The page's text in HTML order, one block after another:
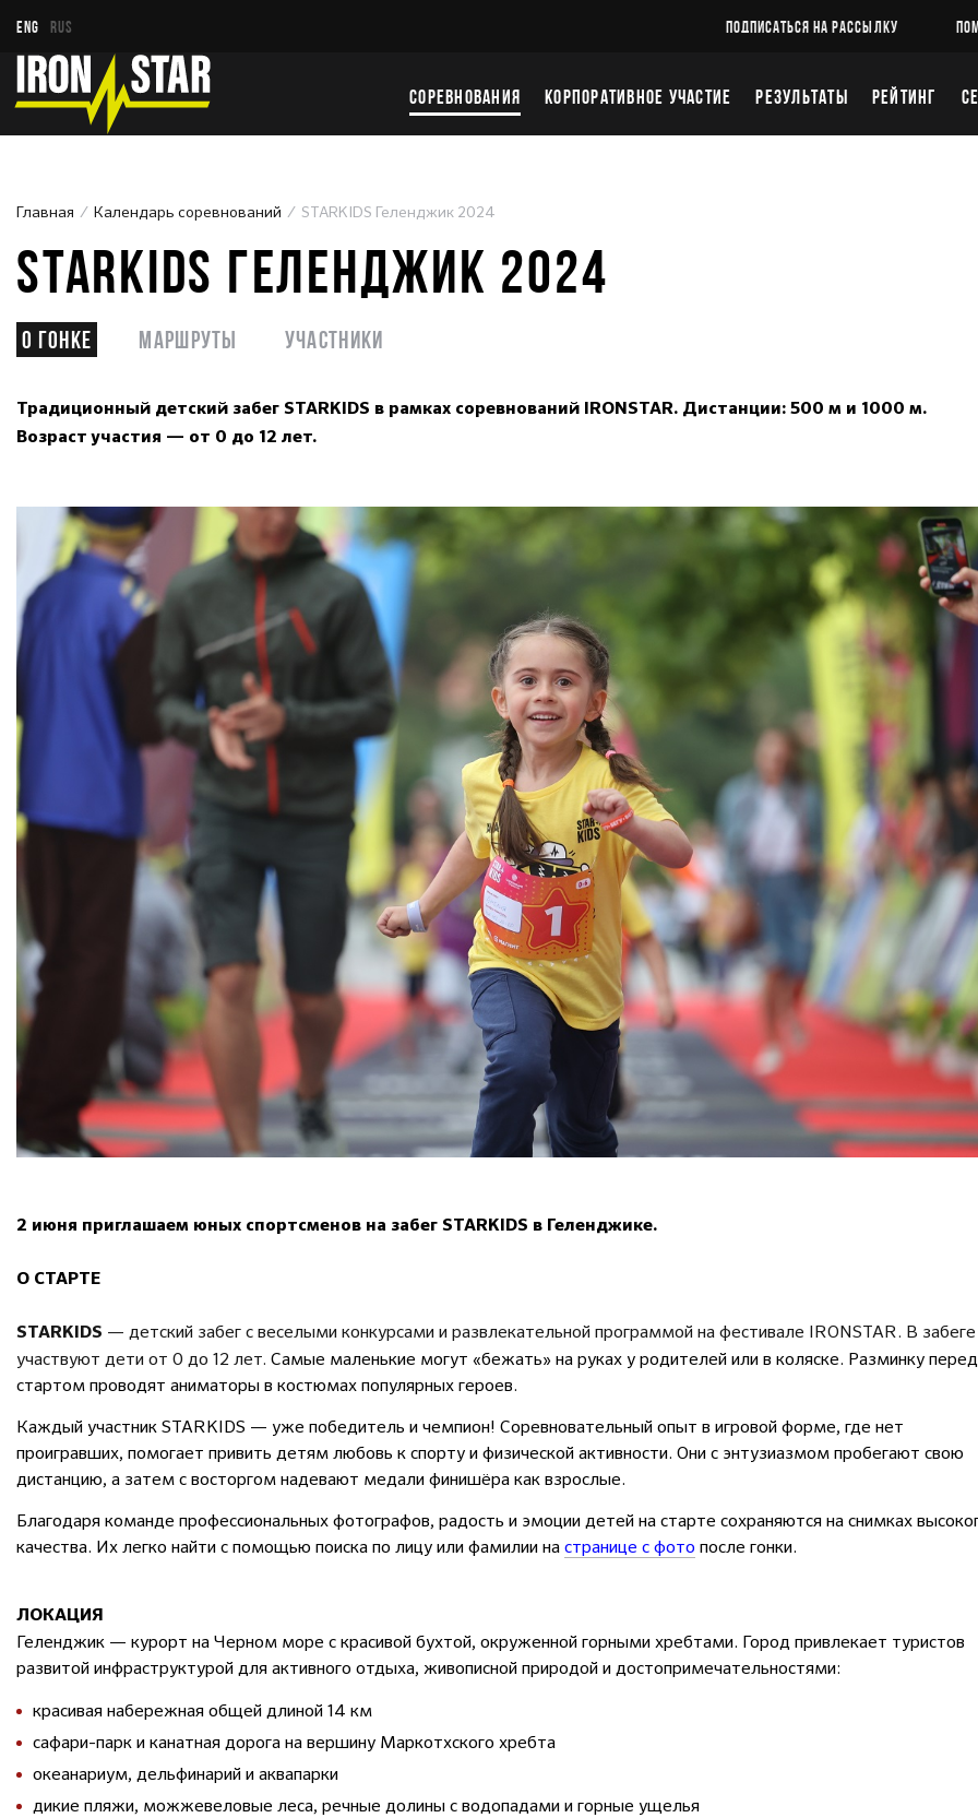
ENG RUS ПОДПИСАТЬСЯ НА РАССЫЛКУ
СОРЕВНОВАНИЯ КОРПОРАТИВНОЕ УЧАСТИЕ РЕЗУЛЬТАТЫ РЕЙТИНГ
Главная Календарь соревнований STARKIDS Геленджик 2024
STARKIDS ГЕЛЕНДЖИК 2024
О гонке Маршруты Участники
Традиционный детский забег STARKIDS в рамках соревнований IRONSTAR. Дистанции: 500 м и 1000 м.
Возраст участия — от 0 до 12 лет.
2 июня приглашаем юных спортсменов на забег STARKIDS в Геленджике.
О СТАРТЕ
STARKIDS — детский забег с веселыми конкурсами и развлекательной программой на фестивале IRONSTAR. В забеге
участвуют дети от 0 до 12 лет. Самые маленькие могут «бежать» на руках у родителей или в коляске. Разминку перед
стартом проводят аниматоры в костюмах популярных героев.
Каждый участник STARKIDS — уже победитель и чемпион! Соревновательный опыт в игровой форме, где нет
проигравших, помогает привить детям любовь к спорту и физической активности. Они с энтузиазмом пробегают свою
дистанцию, а затем с восторгом надевают медали финишёра как взрослые.
Благодаря команде профессиональных фотографов, радость и эмоции детей на старте сохраняются на снимках
качества. Их легко найти с помощью поиска по лицу или фамилии настранице с фото после гонки.
ЛОКАЦИЯ
Геленджик — курорт на Черном море с красивой бухтой, окруженной горными хребтами. Город привлекает туристов
развитой инфраструктурой для активного отдыха, живописной природой и достопримечательностями:
красивая набережная общей длиной 14 км
сафари-парк и канатная дорога на вершину Маркотхского хребта
океанариум, дельфинарий и аквапарки
дикие пляжи, можжевеловые леса, речные долины с водопадами и горные ущелья